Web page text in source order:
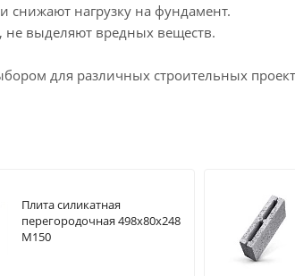
снижают нагрузку на фундамент.
не выделяют вредных веществ.
для различных строительных
Плита силикатная
перегородочная 498х80х248
М150